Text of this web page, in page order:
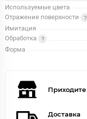
Используемые цвета
Отражение поверхности
Имитация
Обработка
Форма
Доставка